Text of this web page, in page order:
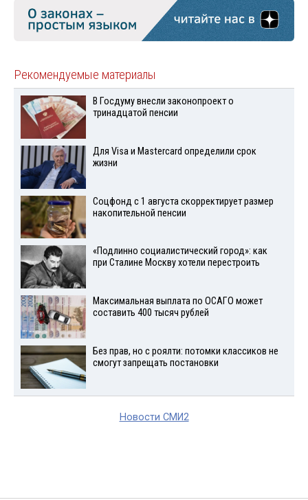
Рекомендуемые материалы
В Госдуму внесли законопроект о
тринадцатой пенсии
Для Visа и Mastercard определили срок
жизни
Соцфонд с 1 августа скорректирует размер
накопительной пенсии
«Подлинно социалистический город»: как
при Сталине Москву хотели перестроить
Максимальная выплата по ОСАГО может
составить 400 тысяч рублей
Без прав, но с роялти: потомки классиков не
смогут запрещать постановки
Новости СМИ2